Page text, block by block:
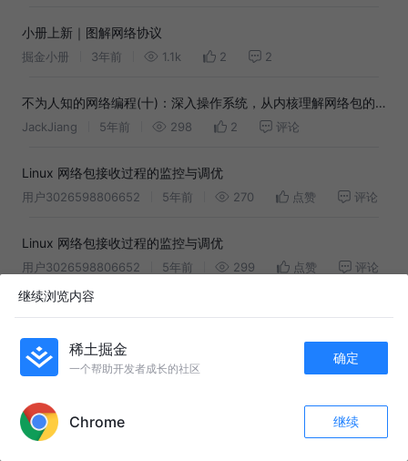
3
小册上新｜图解网络协议
掘金小册 3年前 1.1k 2 2
不为人知的网络编程(十)：深入操作系统，从内核理解网络包的
接收过程(Linux篇)
JackJiang 5年前 298 2 评论
Linux 网络包接收过程的监控与调优
用户3026598806652 5年前 270 点赞 评论
Linux 网络包接收过程的监控与调优
用户3026598806652 5年前 299 点赞 评论
MFine
牢饭萝莉#动漫解说 #二次元
#创作者扶持计划 #打黑风暴 #刑侦剧 #电视剧解说 #合集升级计划
继续浏览内容
稀土掘金
一个帮助开发者成长的社区
确定
Chrome 继续